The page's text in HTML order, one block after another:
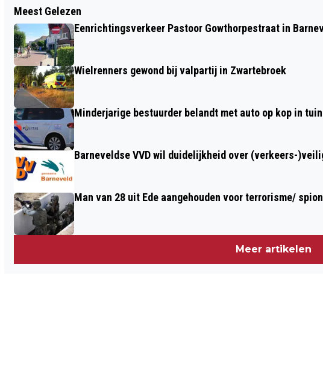
ZATERDAG 17 SEPTEMBER POPKOOR
LUIDKEELS OP RAADHUISPLEIN
BARNEVELD
Meest Gelezen
Eenrichtingsverkeer Pastoor Gowthorpestraat in
Wielrenners gewond bij valpartij in Zwartebroek
Minderjarige bestuurder belandt met auto op kop in
Barneveldse VVD wil duidelijkheid over (verkeers-
Man van 28 uit Ede aangehouden voor terrorisme/
Meer artikelen